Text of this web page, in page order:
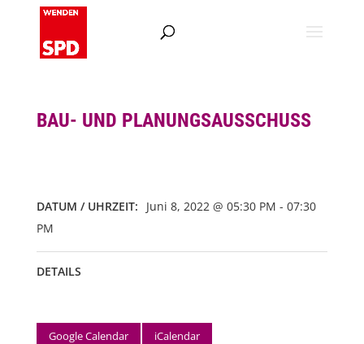
BAU- UND PLANUNGSAUSSCHUSS
DATUM / UHRZEIT:
Juni 8, 2022 @ 05:30 PM - 07:30
PM
DETAILS
Google Calendar iCalendar